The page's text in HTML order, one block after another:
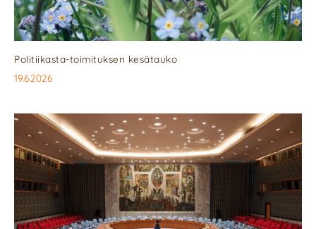
Politiikasta-toimituksen kesätauko
19.6.2026